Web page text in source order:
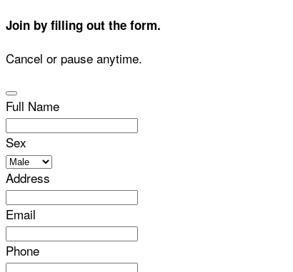
Join by filling out the form.
Cancel or pause anytime.
Full Name
Sex
Address
Email
Phone